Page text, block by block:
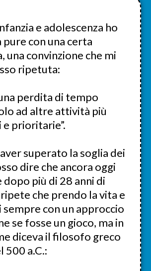
e adolescenza ho
pure con una certa
una convinzione che mi
ripetuta:
perdita di tempo
ad altre attività più
prioritarie”.
superato la soglia dei
dire che ancora oggi
dopo più di 28 anni di
che prendo la vita e
sempre con un approccio
se fosse un gioco, ma in
diceva il filosofo greco
500 a.C.: